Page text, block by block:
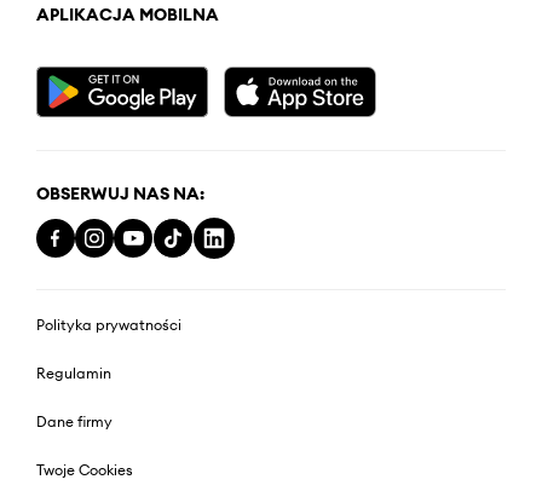
APLIKACJA MOBILNA
OBSERWUJ NAS NA:
Polityka prywatności
Regulamin
Dane firmy
Twoje Cookies